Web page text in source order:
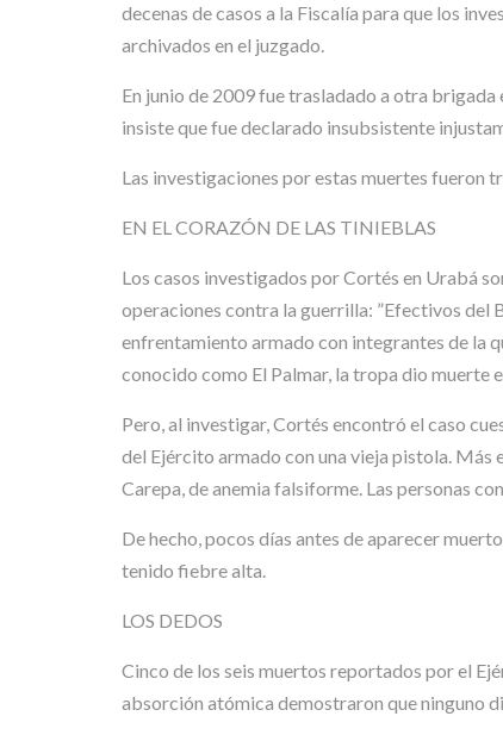
decenas de casos a la Fiscalía para que los
archivados en el juzgado.
En junio de 2009 fue trasladado a otra
insiste que fue declarado insubsistente
Las investigaciones por estas muertes fueron
EN EL CORAZÓN DE LAS TINIEBLAS
Los casos investigados por Cortés en Urabá
operaciones contra la guerrilla: ”Efectivos del
enfrentamiento armado con integrantes de la
conocido como El Palmar, la tropa dio muerte
Pero, al investigar, Cortés encontró el caso
del Ejército armado con una vieja pistola. Más
Carepa, de anemia falsiforme. Las personas
De hecho, pocos días antes de aparecer
tenido fiebre alta.
LOS DEDOS
Cinco de los seis muertos reportados por el
absorción atómica demostraron que ninguno